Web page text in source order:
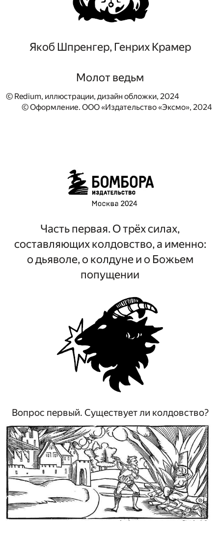
Якоб Шпренгер, Генрих Крамер
Молот ведьм
© Redium, иллюстрации, дизайн обложки, 2024
© Оформление. ООО «Издательство «Эксмо», 2024
Часть первая. О трёх силах,
составляющих колдовство, а именно:
о дьяволе, о колдуне и о Божьем
попущении
Вопрос первый. Существует ли колдовство?